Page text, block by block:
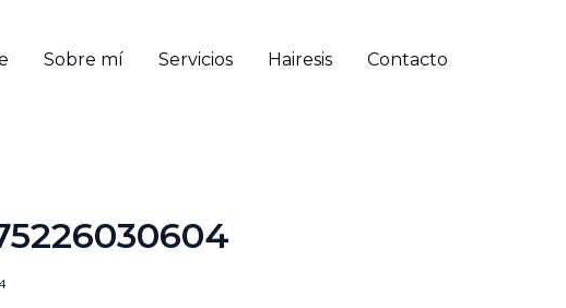
Sobre mí Servicios Hairesis Contacto